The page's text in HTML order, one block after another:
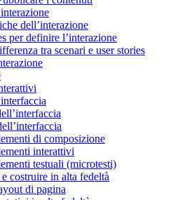
dell’interazione
per definire l’interazione
tra scenari e user stories
di composizione
interattivi
testuali (microtesti)
costruire in alta fedeltà
di pagina